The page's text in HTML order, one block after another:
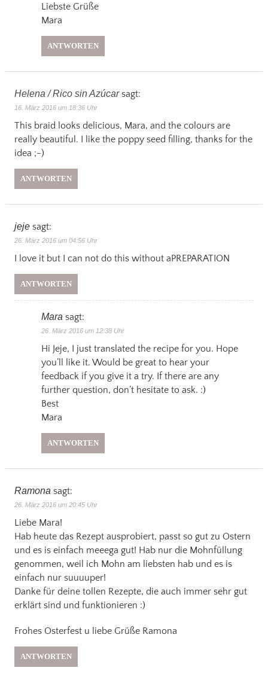
Liebste Grüße
Mara
ANTWORTEN
Helena / Rico sin Azúcar sagt:
16. März 2016 um 18:36 Uhr
This braid looks delicious, Mara, and the colours are
really beautiful. I like the poppy seed filling, thanks for the
idea ;-)
ANTWORTEN
jeje sagt:
26. März 2016 um 04:56 Uhr
I love it but I can not do this without aPREPARATION
ANTWORTEN
Mara sagt:
26. März 2016 um 12:38 Uhr
Hi Jeje, I just translated the recipe for you. Hope
you’ll like it. Would be great to hear your
feedback if you give it a try. If there are any
further question, don’t hesitate to ask. :)
Best
Mara
ANTWORTEN
Ramona sagt:
26. März 2016 um 20:45 Uhr
Liebe Mara!
Hab heute das Rezept ausprobiert, passt so gut zu Ostern
und es is einfach meeega gut! Hab nur die Mohnfüllung
genommen, weil ich Mohn am liebsten hab und es is
einfach nur suuuuper!
Danke für deine tollen Rezepte, die auch immer sehr gut
erklärt sind und funktionieren :)
Frohes Osterfest u liebe Grüße Ramona
ANTWORTEN